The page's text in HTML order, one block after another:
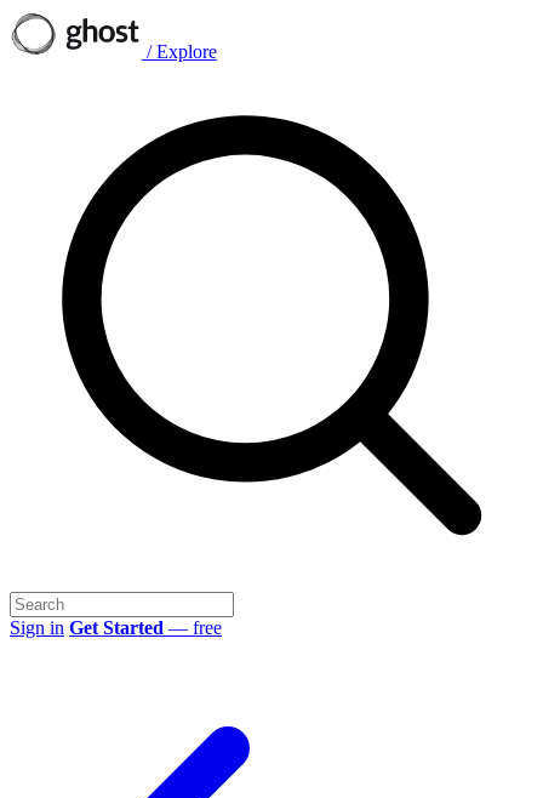
/ Explore
Sign in Get Started — free